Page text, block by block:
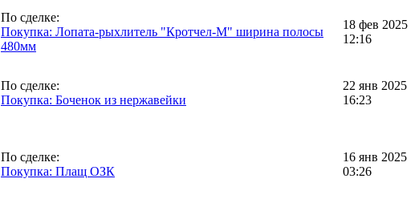
По сделке:
Покупка: Лопата-рыхлитель "Кротчел-М" ширина полосы
480мм
18 фев 2025
12:16
По сделке:
Покупка: Боченок из нержавейки
22 янв 2025
16:23
По сделке:
Покупка: Плащ ОЗК
16 янв 2025
03:26